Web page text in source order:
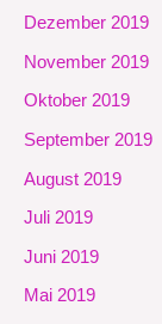
Dezember 2019
November 2019
Oktober 2019
September 2019
August 2019
Juli 2019
Juni 2019
Mai 2019